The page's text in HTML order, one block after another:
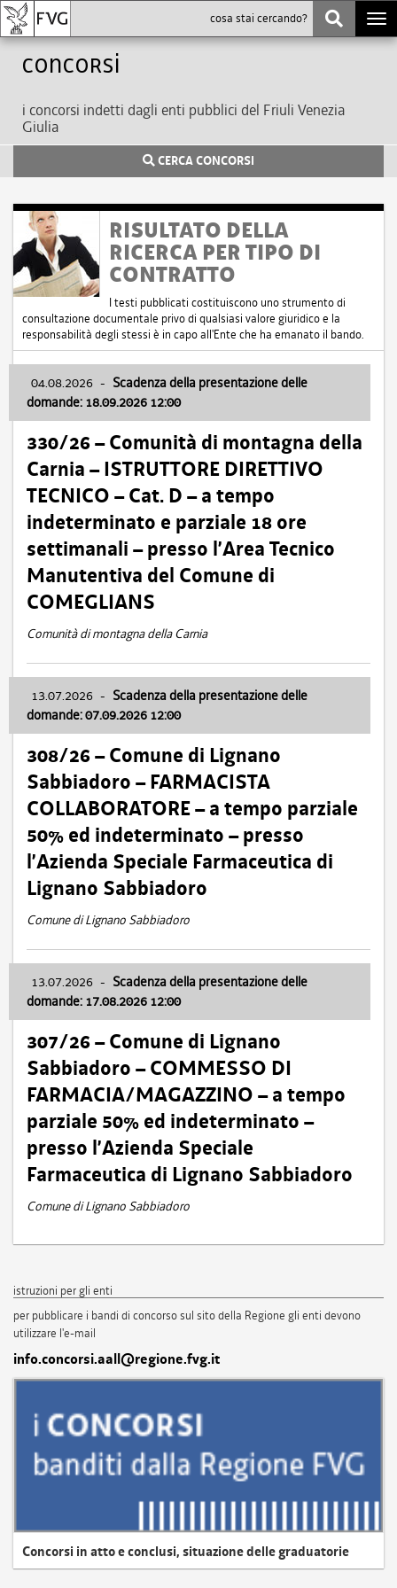
Concorsi
i concorsi indetti dagli enti pubblici del Friuli Venezia
Giulia
CERCA CONCORSI
RISULTATO DELLA
RICERCA PER TIPO DI
CONTRATTO
I testi pubblicati costituiscono uno strumento di
consultazione documentale privo di qualsiasi valore giuridico e la
responsabilità degli stessi è in capo all'Ente che ha emanato il bando.
04.08.2026 - Scadenza della presentazione delle
domande: 18.09.2026 12:00
330/26 – Comunità di montagna della
Carnia – ISTRUTTORE DIRETTIVO
TECNICO – Cat. D – a tempo
indeterminato e parziale 18 ore
settimanali – presso l’Area Tecnico
Manutentiva del Comune di
COMEGLIANS
Comunità di montagna della Carnia
13.07.2026 - Scadenza della presentazione delle
domande: 07.09.2026 12:00
308/26 – Comune di Lignano
Sabbiadoro – FARMACISTA
COLLABORATORE – a tempo parziale
50% ed indeterminato – presso
l’Azienda Speciale Farmaceutica di
Lignano Sabbiadoro
Comune di Lignano Sabbiadoro
13.07.2026 - Scadenza della presentazione delle
domande: 17.08.2026 12:00
307/26 – Comune di Lignano
Sabbiadoro – COMMESSO DI
FARMACIA/MAGAZZINO – a tempo
parziale 50% ed indeterminato –
presso l’Azienda Speciale
Farmaceutica di Lignano Sabbiadoro
Comune di Lignano Sabbiadoro
istruzioni per gli enti
per pubblicare i bandi di concorso sul sito della Regione gli enti devono
utilizzare l'e-mail
info.concorsi.aall@regione.fvg.it
Concorsi in atto e conclusi, situazione delle graduatorie